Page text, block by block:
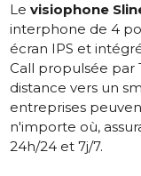
Levisiophone
interphone de 4
écran IPS et
Call propulsée par
distance vers un
entreprises
n'importe où,
24h/24 et 7j/7.